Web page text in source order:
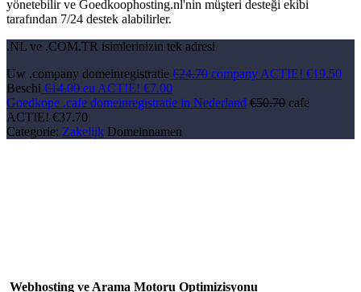
yönetebilir ve Goedkoophosting.nl'nin müşteri desteği ekibi
tarafından 7/24 destek alabilirler.
.NL ve .COM.TR isimlerinizin tek adresi
Uw .company domeinregistratie €24.70 company ACTIE! €19.50
Beschi €14.00 eu ACTIE! €7.00
Goedkope .cafe domeinregistratie in Nederland €50.70 cafe
ACTIE! €37.70
Categorie: Zakelijk Domeinnamen
Webhosting ve Arama Motoru Optimizisyonu